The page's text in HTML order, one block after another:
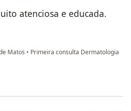
atenciosa e educada.
Matos • Primeira consulta Dermatologia